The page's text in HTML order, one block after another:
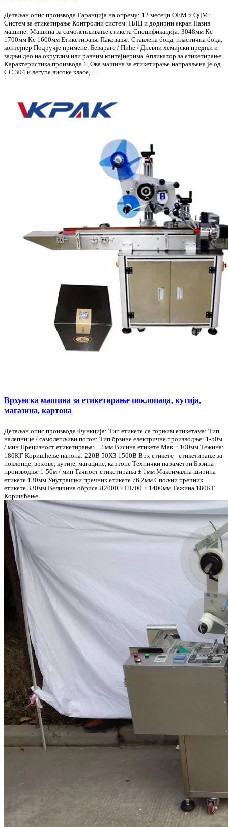
Детаљан опис производа Гаранција на опрему: 12 месеци ОЕМ и ОДМ:
Систем за етикетирање Контролни систем: ПЛЦ и додирни екран Назив
машине: Машина за самолепљивање етикета Спецификација: 3048мм Кс
1700мм Кс 1600мм Етикетирање Паковање: Стаклена боца, пластична боца,
контејнер Подручје примене: Бевараге / Пиће / Дневни хемијски предњи и
задњи део на округлим или равним контејнерима Апликатор за етикетирање
Карактеристика производа 1, Ова машина за етикетирање направљена је од
СС 304 и легуре високе класе, ...
Врхунска машина за етикетирање поклопаца, кутија,
магазина, картона
Детаљан опис производа Функција: Тип етикете са горњим етикетама: Тип
налепнице / самолепљиви погон: Тип брзине електричне производње: 1-50м
/ мин Прецизност етикетирања: ± 1мм Висина етикете Мак .: 100мм Тежина:
180КГ Коришћење напона: 220В 50ХЗ 1500В Врх етикете - етикетирање за
поклопце, врхове, кутије, магацине, картоне Технички параметри Брзина
производње 1-50м / мин Тачност етикетирања ± 1мм Максимална ширина
етикете 130мм Унутрашњи пречник етикете 76,2мм Спољни пречник
етикете 330мм Величина обриса Л2000 × Ш700 × 1400мм Тежина 180КГ
Коришћење ...